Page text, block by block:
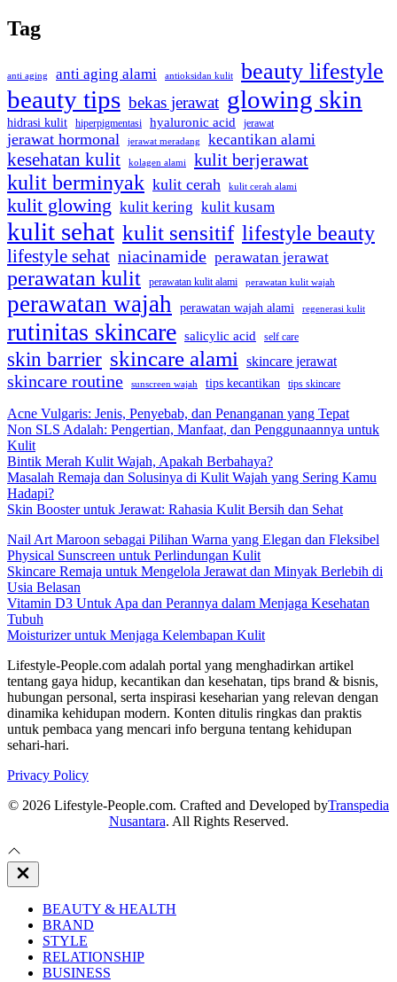
Tag
anti aging anti aging alami antioksidan kulit beauty lifestyle
beauty tips bekas jerawat glowing skin
hidrasi kulit hiperpigmentasi hyaluronic acid jerawat
jerawat hormonal jerawat meradang kecantikan alami
kesehatan kulit kolagen alami kulit berjerawat
kulit berminyak kulit cerah kulit cerah alami
kulit glowing kulit kering kulit kusam
kulit sehat kulit sensitif lifestyle beauty
lifestyle sehat niacinamide perawatan jerawat
perawatan kulit perawatan kulit alami perawatan kulit wajah
perawatan wajah perawatan wajah alami regenerasi kulit
rutinitas skincare salicylic acid self care
skin barrier skincare alami skincare jerawat
skincare routine sunscreen wajah tips kecantikan tips skincare
Acne Vulgaris: Jenis, Penyebab, dan Penanganan yang Tepat
Non SLS Adalah: Pengertian, Manfaat, dan Penggunaannya untuk
Kulit
Bintik Merah Kulit Wajah, Apakah Berbahaya?
Masalah Remaja dan Solusinya di Kulit Wajah yang Sering Kamu
Hadapi?
Skin Booster untuk Jerawat: Rahasia Kulit Bersih dan Sehat
Nail Art Maroon sebagai Pilihan Warna yang Elegan dan Fleksibel
Physical Sunscreen untuk Perlindungan Kulit
Skincare Remaja untuk Mengelola Jerawat dan Minyak Berlebih di
Usia Belasan
Vitamin D3 Untuk Apa dan Perannya dalam Menjaga Kesehatan
Tubuh
Moisturizer untuk Menjaga Kelembapan Kulit
Lifestyle-People.com adalah portal yang menghadirkan artikel
tentang gaya hidup, kecantikan dan kesehatan, tips brand & bisnis,
hubungan personal, serta inspirasi keseharian yang relevan dengan
dinamika kehidupan modern. Konten ditulis ringkas dan praktis
untuk pembaca yang mencari info berguna tentang kehidupan
sehari-hari.
Privacy Policy
© 2026 Lifestyle-People.com. Crafted and Developed byTranspedia
Nusantara. All Rights Reserved.
Close
Off
BEAUTY & HEALTH
BRAND
STYLE
RELATIONSHIP
BUSINESS